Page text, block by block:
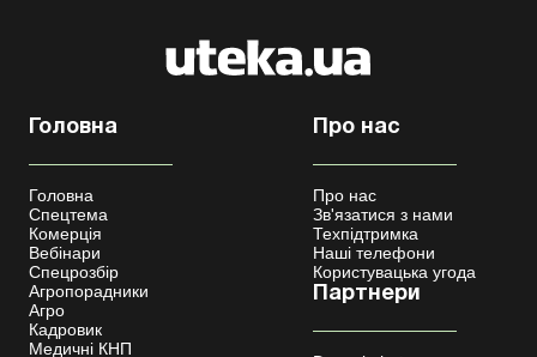
Головна
Головна
Спецтема
Комерція
Вебінари
Спецрозбір
Агропорадники
Агро
Кадровик
Медичні КНП
Про нас
Про нас
Зв'язатися з нами
Техпідтримка
Наші телефони
Користувацька угода
Партнери